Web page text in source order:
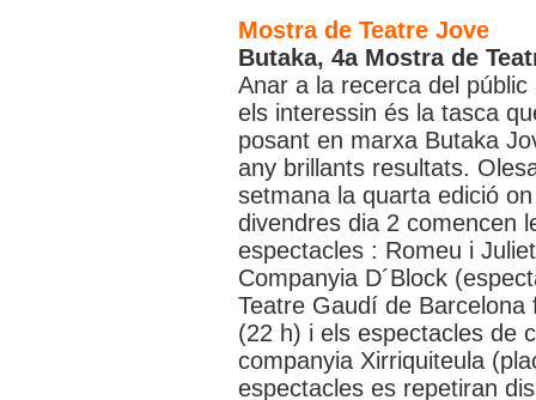
Mostra de Teatre Jove
Butaka, 4a Mostra de
Anar a la recerca del
els interessin és la tasca
posant en marxa Butaka
any brillants resultats.
setmana la quarta edició
divendres dia 2 comencen
espectacles : Romeu i
Companyia D´Block
Teatre Gaudí de Barcelona
(22 h) i els espectacles de
companyia Xirriquiteula
espectacles es repetiran